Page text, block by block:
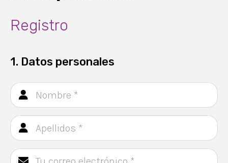
Registro
1. Datos personales